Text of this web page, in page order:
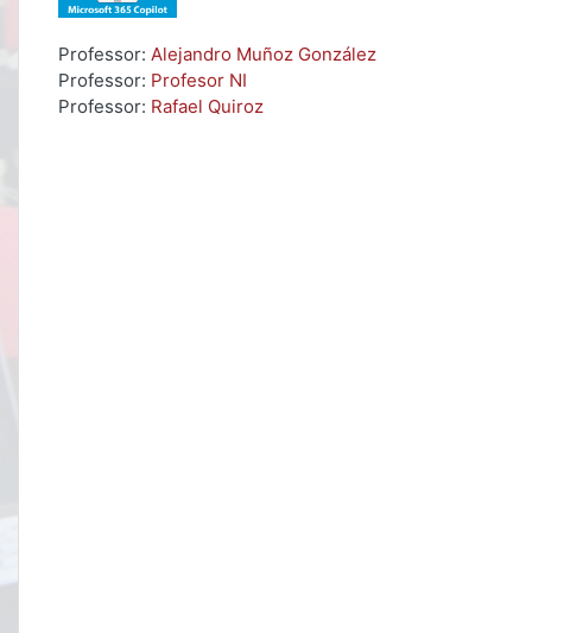
Professor: Alejandro Muñoz González
Professor: Profesor NI
Professor: Rafael Quiroz